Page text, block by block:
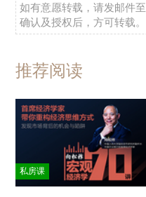
如有意愿转载，请发邮件至
确认及授权后，方可转载。
推荐阅读
私房课